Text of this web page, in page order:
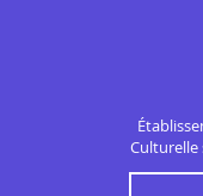
Culturelle